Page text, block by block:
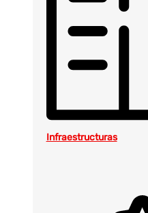
Infraestructuras